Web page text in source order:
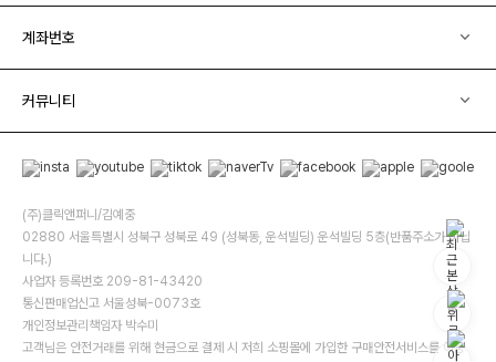
계좌번호
커뮤니티
(주)클릭앤퍼니/김예중
02880 서울특별시 성북구 성북로 49 (성북동, 운석빌딩) 운석빌딩 5층(반품주소가 아닙
니다.)
사업자 등록번호 209-81-43420
통신판매업신고 서울성북-0073호
개인정보관리책임자 박수미
고객님은 안전거래를 위해 현금으로 결제 시 저희 소핑몰에 가입한 구매안전서비스를 이용